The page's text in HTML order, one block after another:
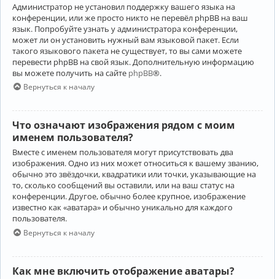
Администратор не установил поддержку вашего языка на
конференции, или же просто никто не перевёл phpBB на ваш
язык. Попробуйте узнать у администратора конференции,
может ли он установить нужный вам языковой пакет. Если
такого языкового пакета не существует, то вы сами можете
перевести phpBB на свой язык. Дополнительную информацию
вы можете получить на сайте phpBB®.
Вернуться к началу
Что означают изображения рядом с моим
именем пользователя?
Вместе с именем пользователя могут присутствовать два
изображения. Одно из них может относиться к вашему званию,
обычно это звёздочки, квадратики или точки, указывающие на
то, сколько сообщений вы оставили, или на ваш статус на
конференции. Другое, обычно более крупное, изображение
известно как «аватара» и обычно уникально для каждого
пользователя.
Вернуться к началу
Как мне включить отображение аватары?